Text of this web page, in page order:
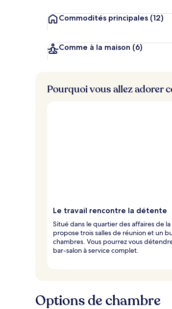
é
Commodités principales (12)
Comme à la maison (6)
Pourquoi vous allez adorer
Le travail rencontre la détente
Situé dans le quartier des affaires de
propose trois salles de réunion et un
chambres. Vous pourrez vous
bar-salon à service complet.
Options de chambre